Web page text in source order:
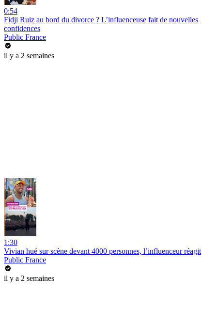
0:54
Fidji Ruiz au bord du divorce ? L’influenceuse fait de nouvelles
confidences
Public France
il y a 2 semaines
1:30
Vivian hué sur scène devant 4000 personnes, l’influenceur réagit
Public France
il y a 2 semaines